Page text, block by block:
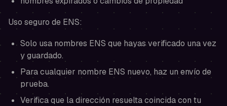
Uso seguro de ENS:
Solo usa nombres ENS que hayas verificado una vez
y guardado.
Para cualquier nombre ENS nuevo, haz un envío de
prueba.
Verifica que la dirección resuelta coincida con tu